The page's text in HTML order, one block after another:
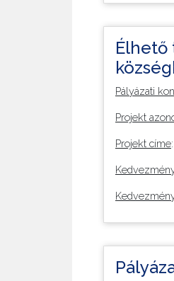
Elnyert
Támogatás
Finanszírozó
Uniós
Projekt célja
Élhető
Pályázati
Projekt
Projekt címe
Elnyert
Támogatás